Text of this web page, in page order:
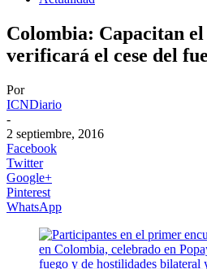
Colombia: Capacitan
verificará el cese del
Por
ICNDiario
-
2 septiembre, 2016
Facebook
Twitter
Google+
Pinterest
WhatsApp